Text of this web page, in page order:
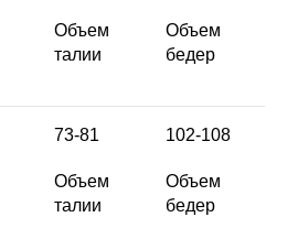
Объем
талии
Объем
бедер
73-81
Объем
талии
102-108
Объем
бедер